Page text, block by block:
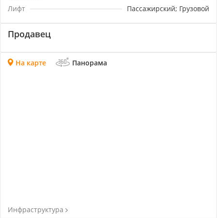
Лифт
Пассажирский; Грузовой
Продавец
На карте Панорама
Инфраструктура